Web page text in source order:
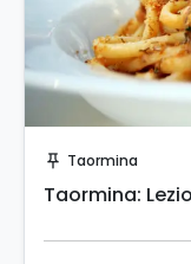
push_pin Taormina
Taormina: